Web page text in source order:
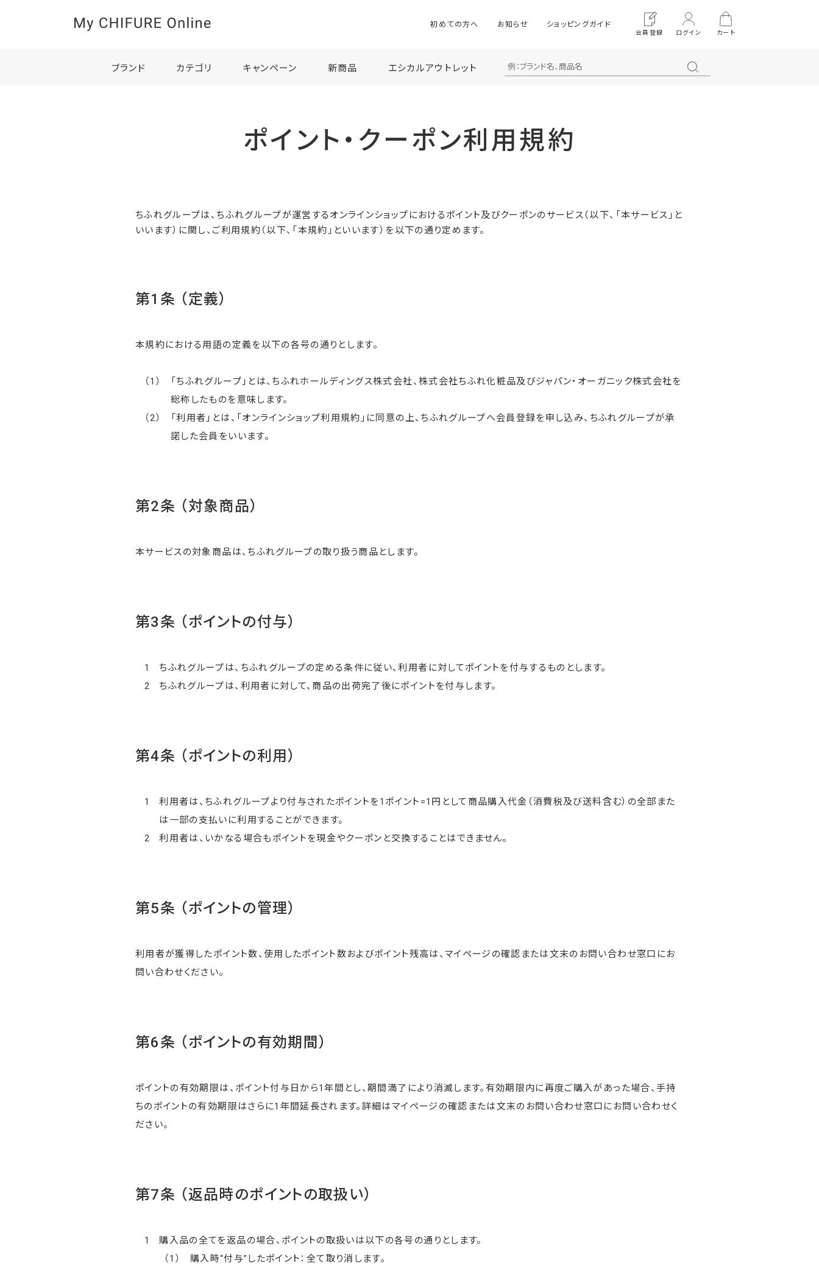
初めての方へ お知らせ ショッピングガイド
会員登録 ログイン カート
ブランド カテゴリ キャンペーン 新商品 エシカルアウトレット
ポイント・クーポン利用規約
ちふれグループは、ちふれグループが運営するオンラインショップにおけるポイント及びクーポンのサービス（以下、「本サービス」と
いいます）に関し、ご利用規約（以下、「本規約」といいます）を以下の通り定めます。
第1条 （定義）
本規約における用語の定義を以下の各号の通りとします。
（1）
「ちふれグループ」とは、ちふれホールディングス株式会社、株式会社ちふれ化粧品及びジャパン・オーガニック株式会社を
総称したものを意味します。
（2）
「利用者」とは、「オンラインショップ利用規約」に同意の上、ちふれグループへ会員登録を申し込み、ちふれグループが承
諾した会員をいいます。
第2条 （対象商品）
本サービスの対象商品は、ちふれグループの取り扱う商品とします。
第3条 （ポイントの付与）
1
ちふれグループは、ちふれグループの定める条件に従い、利用者に対してポイントを付与するものとします。
2
ちふれグループは、利用者に対して、商品の出荷完了後にポイントを付与します。
第4条 （ポイントの利用）
1
利用者は、ちふれグループより付与されたポイントを1ポイント=1円として商品購入代金（消費税及び送料含む）の全部また
は一部の支払いに利用することができます。
2
利用者は、いかなる場合もポイントを現金やクーポンと交換することはできません。
第5条 （ポイントの管理）
利用者が獲得したポイント数、使用したポイント数およびポイント残高は、マイページの確認または文末のお問い合わせ窓口にお
問い合わせください。
第6条 （ポイントの有効期間）
ポイントの有効期限は、ポイント付与日から1年間とし、期間満了により消滅します。有効期限内に再度ご購入があった場合、手持
ちのポイントの有効期限はさらに1年間延長されます。詳細はマイページの確認または文末のお問い合わせ窓口にお問い合わせく
ださい。
第7条 （返品時のポイントの取扱い）
1
購入品の全てを返品の場合、ポイントの取扱いは以下の各号の通りとします。
（1）
購入時“付与”したポイント：全て取り消します。